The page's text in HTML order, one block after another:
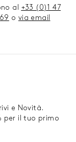
al +33 (0)1 47
o via email
e Novità.
per il tuo primo